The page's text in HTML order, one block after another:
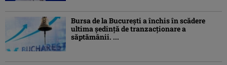
Bursa de la București a închis în scădere
ultima ședință de tranzacționare a
săptămânii. ...